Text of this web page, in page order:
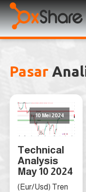
Pasar
10 Mei 2024
Technical
Analysis
May 10 2024
(Eur/Usd) Tren